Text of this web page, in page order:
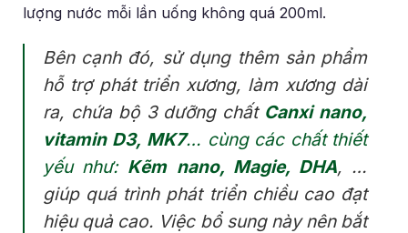
lượng nước mỗi lần uống không quá 200ml.
Bên cạnh đó, sử dụng thêm sản phẩm
hỗ trợ phát triển xương, làm xương dài
ra, chứa bộ 3 dưỡng chất Canxi nano,
vitamin D3, MK7… cùng các chất thiết
yếu như: Kẽm nano, Magie, DHA, …
giúp quá trình phát triển chiều cao đạt
hiệu quả cao. Việc bổ sung này nên bắt